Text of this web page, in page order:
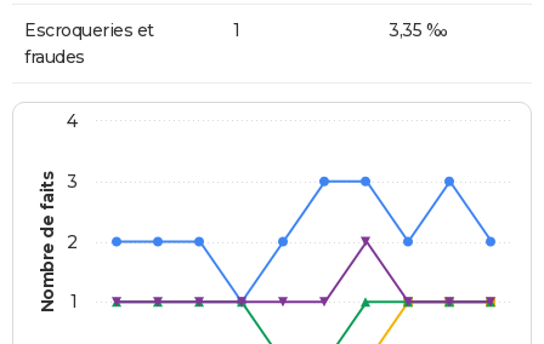
Escroqueries et
fraudes
1 3,35 ‰
Nombre de faits 1
2
3
4